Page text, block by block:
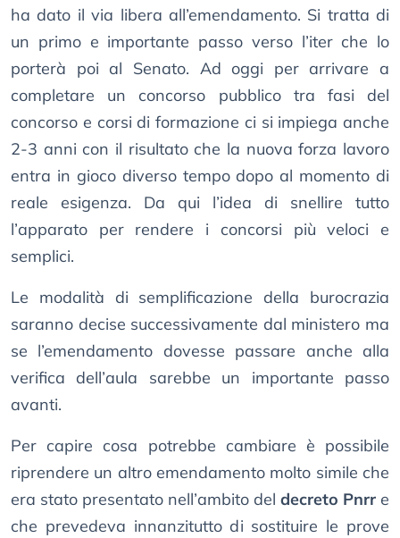
ha dato il via libera all’emendamento. Si tratta di
un primo e importante passo verso l’iter che lo
porterà poi al Senato. Ad oggi per arrivare a
completare un concorso pubblico tra fasi del
concorso e corsi di formazione ci si impiega anche
2-3 anni con il risultato che la nuova forza lavoro
entra in gioco diverso tempo dopo al momento di
reale esigenza. Da qui l’idea di snellire tutto
l’apparato per rendere i concorsi più veloci e
semplici.
Le modalità di semplificazione della burocrazia
saranno decise successivamente dal ministero ma
se l’emendamento dovesse passare anche alla
verifica dell’aula sarebbe un importante passo
avanti.
Per capire cosa potrebbe cambiare è possibile
riprendere un altro emendamento molto simile che
era stato presentato nell’ambito del decreto Pnrr e
che prevedeva innanzitutto di sostituire le prove